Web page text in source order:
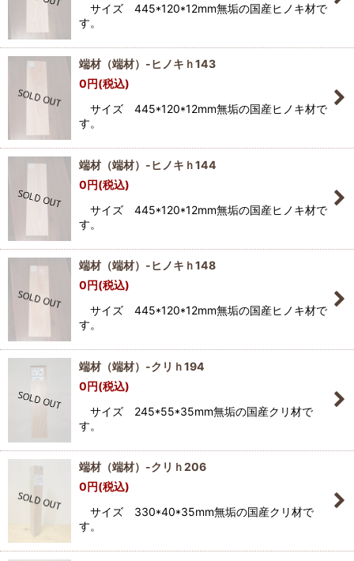
サイズ 445*120*12mm無垢の国産ヒノキ材で
す。
端材（端材）-ヒノキｈ143
0円(税込)
サイズ 445*120*12mm無垢の国産ヒノキ材で
す。
端材（端材）-ヒノキｈ144
0円(税込)
サイズ 445*120*12mm無垢の国産ヒノキ材で
す。
端材（端材）-ヒノキｈ148
0円(税込)
サイズ 445*120*12mm無垢の国産ヒノキ材で
す。
端材（端材）-クリｈ194
0円(税込)
サイズ 245*55*35mm無垢の国産クリ材で
す。
端材（端材）-クリｈ206
0円(税込)
サイズ 330*40*35mm無垢の国産クリ材で
す。